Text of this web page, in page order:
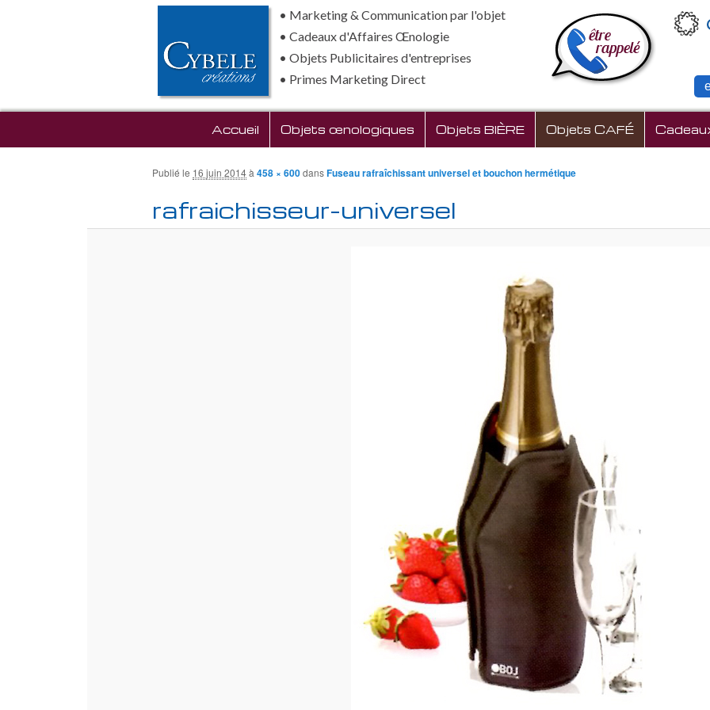
• Marketing & Communication par l'objet
• Cadeaux d'Affaires Œnologie
• Objets Publicitaires d'entreprises
• Primes Marketing Direct
Aller au contenu principal
Accueil Objets œnologiques Objets BIÈRE Objets CAFÉ
rafraichisseur-universel
Publié le 16 juin 2014à 458 × 600dansFuseau rafraîchissant universel et bouchon hermétique